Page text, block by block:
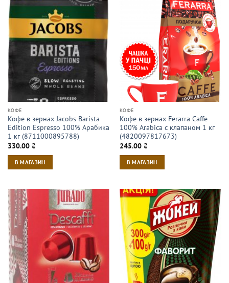
КОФЕ
Кофе в зернах Jacobs Barista
Edition Espresso 100% Арабика
1 кг (8711000895788)
330.00 ₴
В МАГАЗИН
КОФЕ
Кофе в зернах Ferarra Caffe
100% Arabica с клапаном 1 кг
(4820097817673)
245.00 ₴
В МАГАЗИН